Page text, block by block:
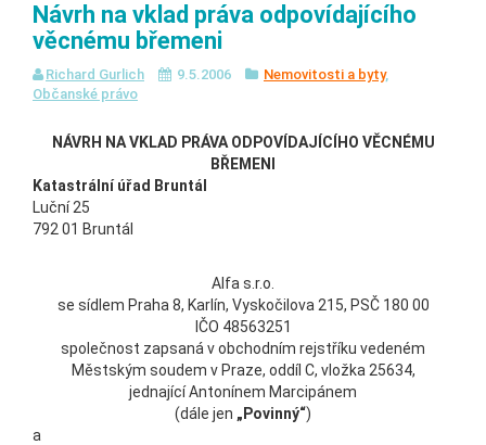
Návrh na vklad práva odpovídajícího
věcnému břemeni
Richard Gurlich 9.5.2006 Nemovitosti a byty,
Občanské právo
NÁVRH NA VKLAD PRÁVA ODPOVÍDAJÍCÍHO VĚCNÉMU
BŘEMENI
Katastrální úřad Bruntál
Luční 25
792 01 Bruntál
Alfa s.r.o.
se sídlem Praha 8, Karlín, Vyskočilova 215, PSČ 180 00
IČO 48563251
společnost zapsaná v obchodním rejstříku vedeném
Městským soudem v Praze, oddíl C, vložka 25634,
jednající Antonínem Marcipánem
(dále jen „Povinný“)
a